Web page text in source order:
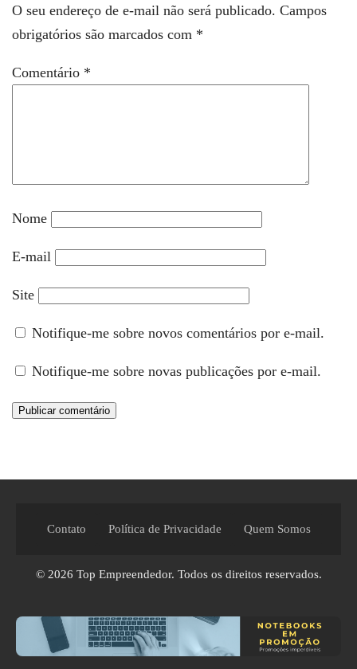
O seu endereço de e-mail não será publicado. Campos
obrigatórios são marcados com *
Comentário *
Nome
E-mail
Site
Notifique-me sobre novos comentários por e-mail.
Notifique-me sobre novas publicações por e-mail.
Contato Política de Privacidade Quem Somos
© 2026 Top Empreendedor. Todos os direitos reservados.